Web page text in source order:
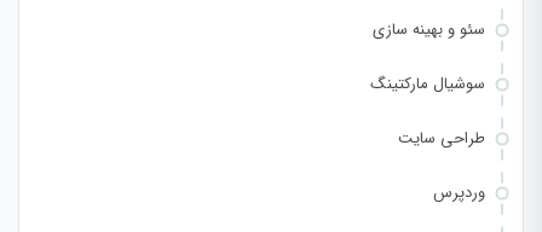
سئو و بهینه سازی
سوشیال مارکتینگ
طراحی سایت
وردپرس